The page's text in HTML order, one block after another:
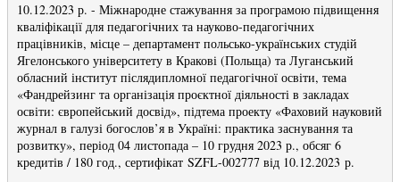
10.12.2023 р. - Міжнародне стажування за програмою підвищення
кваліфікації для педагогічних та науково-педагогічних
працівників, місце – департамент польсько-українських студій
Ягелонського університету в Кракові (Польща) та Луганський
обласний інститут післядипломної педагогічної освіти, тема
«Фандрейзинг та організація проєктної діяльності в закладах
освіти: європейський досвід», підтема проекту «Фаховий науковий
журнал в галузі богослов’я в Україні: практика заснування та
розвитку», період 04 листопада – 10 грудня 2023 р., обсяг 6
кредитів / 180 год., сертифікат SZFL-002777 від 10.12.2023 р.